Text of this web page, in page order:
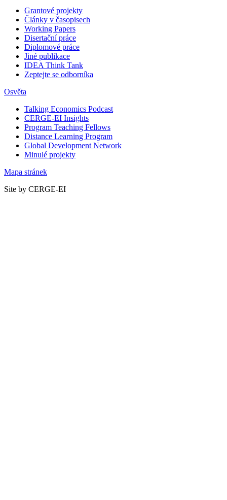
Grantové projekty
Články v časopisech
Working Papers
Disertační práce
Diplomové práce
Jiné publikace
IDEA Think Tank
Zeptejte se odborníka
Osvěta
Talking Economics Podcast
CERGE-EI Insights
Program Teaching Fellows
Distance Learning Program
Global Development Network
Minulé projekty
Mapa stránek
Site by CERGE-EI